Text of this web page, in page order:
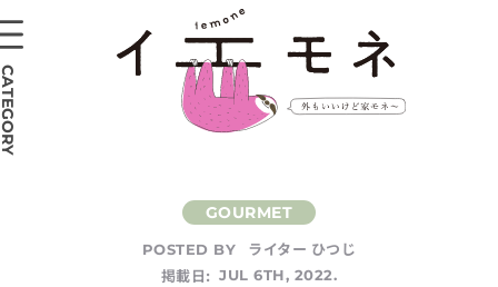
POSTED BY
ライター ひつじ
掲載日: JUL 6TH, 2022.